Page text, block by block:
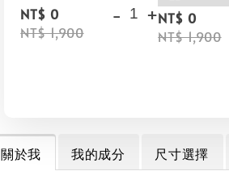
NT$ 0
NT$ 1,900
- +NT$ 0
NT$ 1,900
關於我 我的成分 尺寸選擇